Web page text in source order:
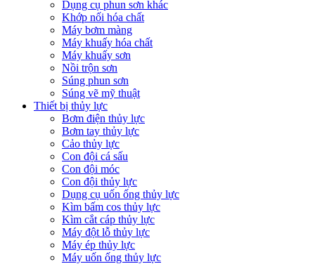
Dụng cụ phun sơn khác
Khớp nối hóa chất
Máy bơm màng
Máy khuấy hóa chất
Máy khuấy sơn
Nồi trộn sơn
Súng phun sơn
Súng vẽ mỹ thuật
Thiết bị thủy lực
Bơm điện thủy lực
Bơm tay thủy lực
Cảo thủy lực
Con đội cá sấu
Con đội móc
Con đội thủy lực
Dụng cụ uốn ống thủy lực
Kìm bấm cos thủy lực
Kìm cắt cáp thủy lực
Máy đột lỗ thủy lực
Máy ép thủy lực
Máy uốn ống thủy lực